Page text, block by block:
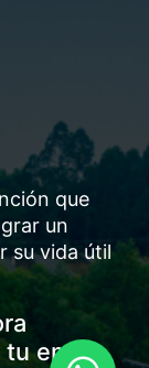
que
un
su vida útil
tu email